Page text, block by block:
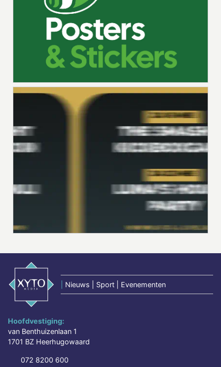
Nieuws | Sport | Evenementen
Hoofdvestiging:
van Benthuizenlaan 1
1701 BZ Heerhugowaard
072 8200 600